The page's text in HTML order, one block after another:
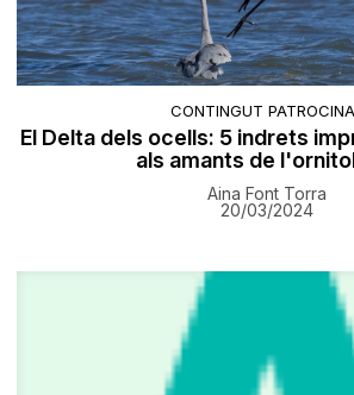
CONTINGUT
El Delta dels ocells: 5 indrets
als amants de
Aina Font Torra
20/03/2024